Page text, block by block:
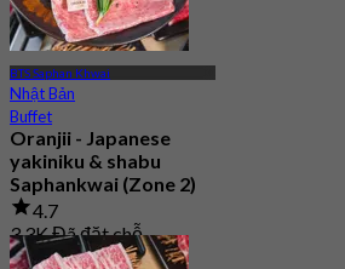
BTS Saphan Khwai
Nhật Bản
Buffet
Oranjii - Japanese
yakiniku & shabu
Saphankwai (Zone 2)
4.7
3.3K Đã đặt chỗ
Từ฿ 1,235